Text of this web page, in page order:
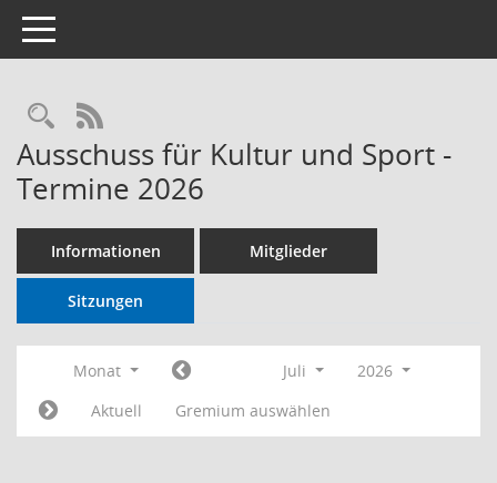
Toggle navigation
RSS-Feed
Ausschuss für Kultur und Sport -
Termine 2026
Informationen Mitglieder
Sitzungen
Monat Juli
2026
Aktuell
Gremium auswählen